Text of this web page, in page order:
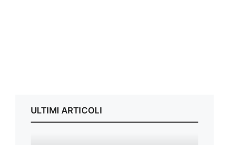
ULTIMI ARTICOLI